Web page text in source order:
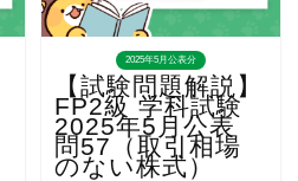
2025年5月公表分
【試験問題解説】
FP2級 学科試験
2025年5月公表
問57（取引相場
のない株式）